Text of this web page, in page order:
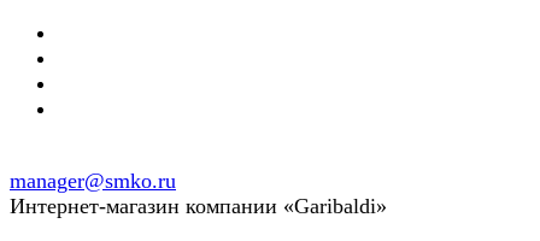
manager@smko.ru
Интернет-магазин компании «Garibaldi»